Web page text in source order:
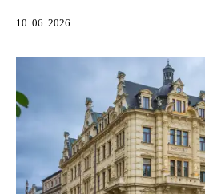
10. 06. 2026